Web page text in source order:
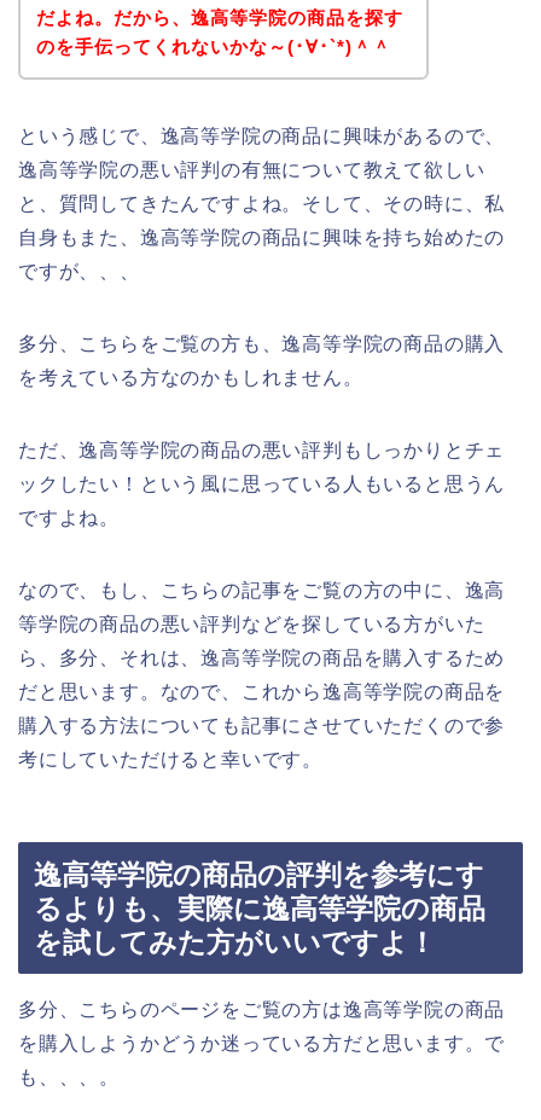
だよね。だから、逸高等学院の商品を探す
のを手伝ってくれないかな～(･∀･`*)＾＾
という感じで、逸高等学院の商品に興味があるので、
逸高等学院の悪い評判の有無について教えて欲しい
と、質問してきたんですよね。そして、その時に、私
自身もまた、逸高等学院の商品に興味を持ち始めたの
ですが、、、
多分、こちらをご覧の方も、逸高等学院の商品の購入
を考えている方なのかもしれません。
ただ、逸高等学院の商品の悪い評判もしっかりとチェ
ックしたい！という風に思っている人もいると思うん
ですよね。
なので、もし、こちらの記事をご覧の方の中に、逸高
等学院の商品の悪い評判などを探している方がいた
ら、多分、それは、逸高等学院の商品を購入するため
だと思います。なので、これから逸高等学院の商品を
購入する方法についても記事にさせていただくので参
考にしていただけると幸いです。
逸高等学院の商品の評判を参考にす
るよりも、実際に逸高等学院の商品
を試してみた方がいいですよ！
多分、こちらのページをご覧の方は逸高等学院の商品
を購入しようかどうか迷っている方だと思います。で
も、、、。